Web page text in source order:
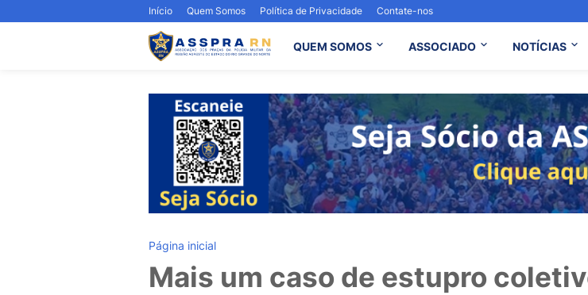
Início Quem Somos Política de Privacidade Contate-nos
QUEM SOMOS ASSOCIADO NOTÍCIAS
Página inicial
Mais um caso de estupro